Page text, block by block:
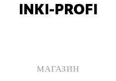
INKI-PROFI
МАГАЗИН